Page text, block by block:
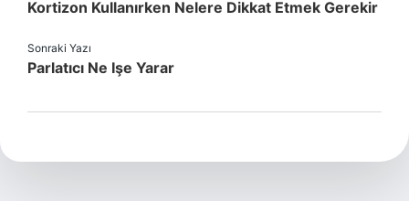
Kortizon Kullanırken Nelere Dikkat Etmek Gerekir
Sonraki Yazı
Parlatıcı Ne Işe Yarar